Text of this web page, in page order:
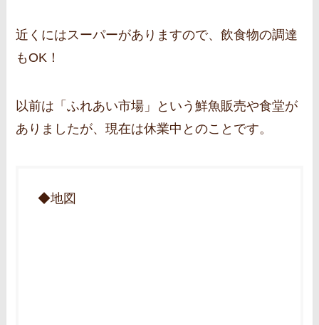
近くにはスーパーがありますので、飲食物の調達
もOK！
以前は「ふれあい市場」という鮮魚販売や食堂が
ありましたが、現在は休業中とのことです。
◆地図